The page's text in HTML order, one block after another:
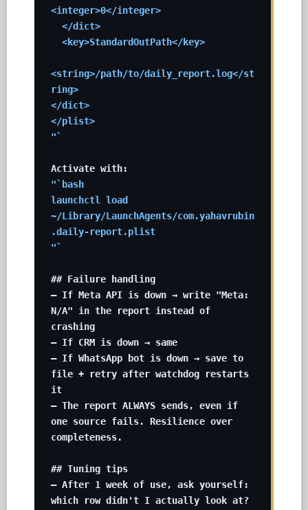
<integer>0</integer>
<string>/path/to/daily_report.log</st
ring>
</dict>
</plist>
"`
"`bash
launchctl load
~/Library/LaunchAgents/com.yahavrubin
.daily-report.plist
"`
## Failure handling
– If Meta API is down → write "Meta:
N/A" in the report instead of
crashing
– If CRM is down → same
– If WhatsApp bot is down → save to
file + retry after watchdog restarts
it
– The report ALWAYS sends, even if
one source fails. Resilience over
completeness.
## Tuning tips
– After 1 week of use, ask yourself:
which row didn't I actually look at?